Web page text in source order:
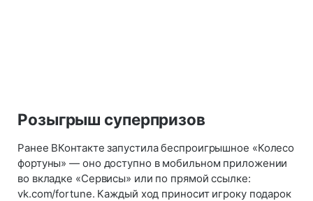
Розыгрыш суперпризов
Ранее ВКонтакте запустила беспроигрышное «Колесо
фортуны» — оно доступно в мобильном приложении
во вкладке «Сервисы» или по прямой ссылке:
vk.com/fortune. Каждый ход приносит игроку подарок